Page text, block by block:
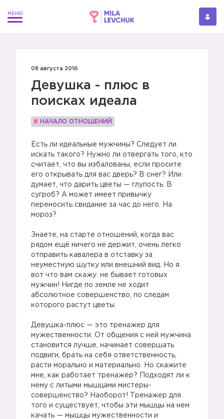
08 августа 2016
Девушка - плюс в
поисках идеала
# НАЧАЛО ОТНОШЕНИЙ
Есть ли идеальные мужчины? Следует ли
искать такого? Нужно ли отвергать того, кто
считает, что вы избалованы, если просите
его открывать для вас дверь? В снег? Или
думает, что дарить цветы — глупость. В
сугроб? А может имеет привычку
переносить свидание за час до него. На
мороз?
Знаете, на старте отношений, когда вас
рядом ещё ничего не держит, очень легко
отправить кавалера в отставку за
неуместную шутку или внешний вид. Но я
вот что вам скажу: не бывает готовых
мужчин! Нигде по земле не ходит
абсолютное совершенство, по следам
которого растут цветы.
Девушка-плюс — это тренажер для
мужественности. От общения с ней мужчина
становится лучше, начинает совершать
подвиги, брать на себя ответственность,
расти морально и материально. Но скажите
мне, как работает тренажер? Подходят ли к
нему с литыми мышцами мистеры-
совершенство? Наоборот! Тренажер для
того и существует, чтобы эти мышцы на нем
качать — мышцы мужественности и